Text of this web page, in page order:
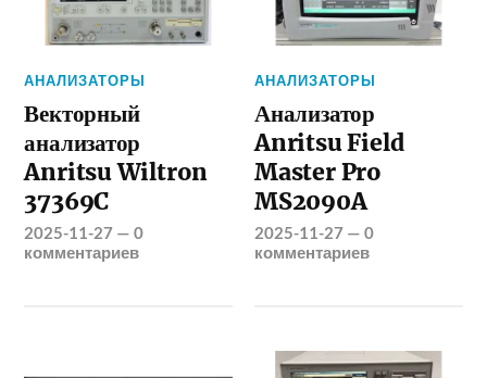
АНАЛИЗАТОРЫ
Векторный
анализатор
Anritsu Wiltron
37369C
2025-11-27 —0
комментариев
АНАЛИЗАТОРЫ
Анализатор
Anritsu Field
Master Pro
MS2090A
2025-11-27 —0
комментариев